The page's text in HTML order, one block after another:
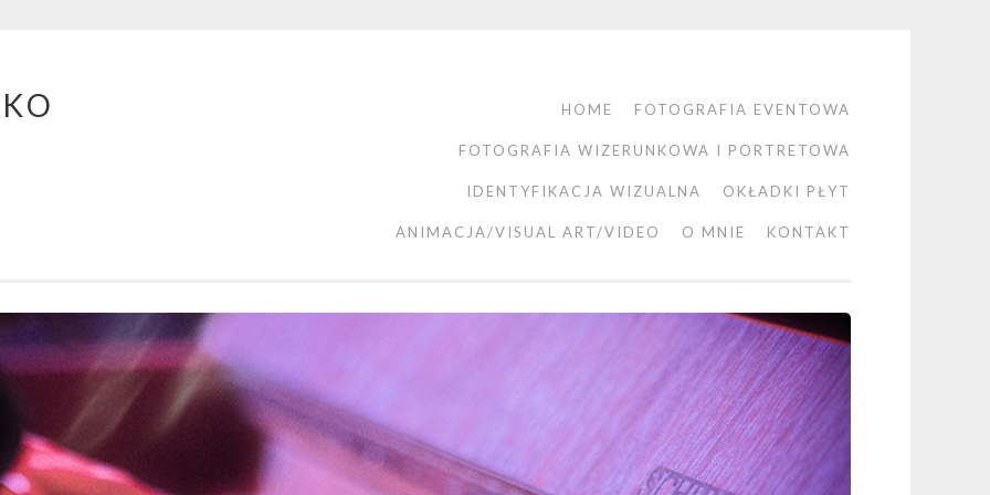
HOME FOTOGRAFIA EVENTOWA
FOTOGRAFIA WIZERUNKOWA I PORTRETOWA
IDENTYFIKACJA WIZUALNA OKŁADKI PŁYT
ANIMACJA/VISUAL ART/VIDEO O MNIE KONTAKT